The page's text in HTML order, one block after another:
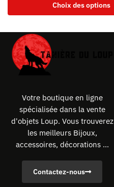
Choix des options
Votre boutique en ligne
spécialisée dans la vente
d'objets Loup. Vous trouverez
les meilleurs Bijoux,
accessoires, décorations ...
Contactez-nous